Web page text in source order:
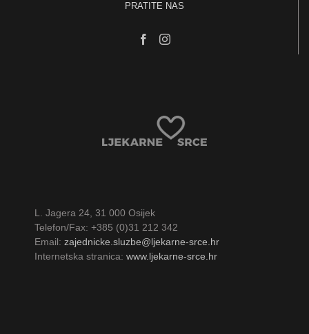
PRATITE NAS
L. Jagera 24, 31 000 Osijek
Telefon/Fax: +385 (0)31 212 342
Email: zajednicke.sluzbe@ljekarne-srce.hr
Internetska stranica: www.ljekarne-srce.hr